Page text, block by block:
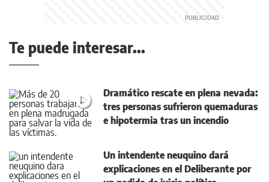
Te puede interesar...
Dramático rescate en plena nevada:
tres personas sufrieron quemaduras
e hipotermia tras un incendio
Un intendente neuquino dará
explicaciones en el Deliberante por